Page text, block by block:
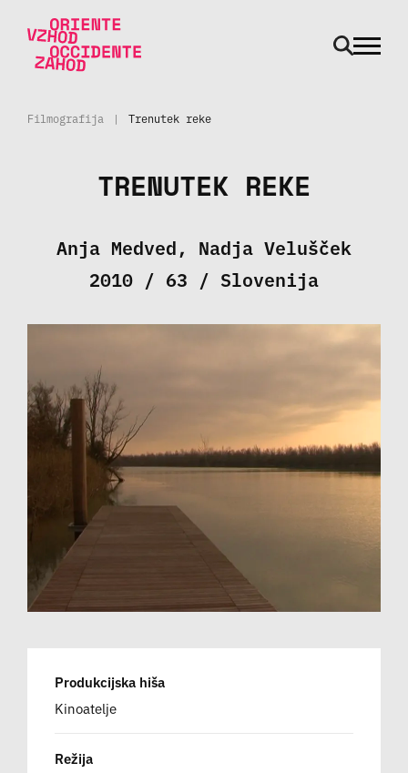
odpri
Filmografija | Trenutek reke
TRENUTEK REKE
Anja Medved, Nadja Velušček
2010 / 63 / Slovenija
Produkcijska hiša
Kinoatelje
Režija